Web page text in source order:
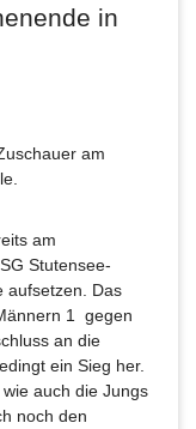
in
am
am
Stutensee-
aufsetzen. Das
1 gegen
an die
ein Sieg her.
auch die Jungs
noch den